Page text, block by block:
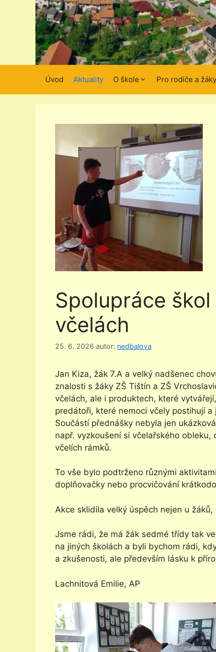
Úvod Aktuality O škole Pro rodiče a žáky
Spolupráce
včelách
25. 6. 2026 autor: nedbalova
Jan Kiza, žák 7.A a velký nadšenec
znalosti s žáky ZŠ Tištín a ZŠ
včelách, ale i produktech, které
predátoři, které nemoci včely postihují
Součástí přednášky nebyla jen
např. vyzkoušení si včelařského
včelích rámků.
To vše bylo podtrženo různými
doplňovačky nebo procvičování
Akce sklidila velký úspěch nejen u
Jsme rádi, že má žák sedmé třídy tak
na jiných školách a byli bychom rádi,
a zkušenosti, ale především lásku k
Lachnitová Emilie, AP